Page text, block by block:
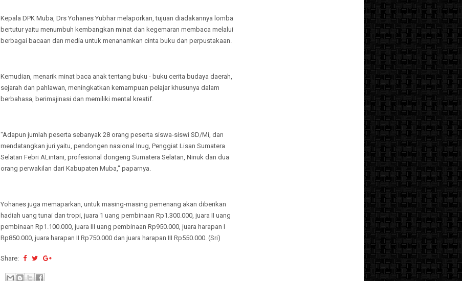
Kepala DPK Muba, Drs Yohanes Yubhar melaporkan, tujuan diadakannya lomba
bertutur yaitu menumbuh kembangkan minat dan kegemaran membaca melalui
berbagai bacaan dan media untuk menanamkan cinta buku dan perpustakaan.
Kemudian, menarik minat baca anak tentang buku - buku cerita budaya daerah,
sejarah dan pahlawan, meningkatkan kemampuan pelajar khusunya dalam
berbahasa, berimajinasi dan memiliki mental kreatif.
"Adapun jumlah peserta sebanyak 28 orang peserta siswa-siswi SD/Mi, dan
mendatangkan juri yaitu, pendongen nasional Inug, Penggiat Lisan Sumatera
Selatan Febri ALintani, profesional dongeng Sumatera Selatan, Ninuk dan dua
orang perwakilan dari Kabupaten Muba," paparnya.
Yohanes juga memaparkan, untuk masing-masing pemenang akan diberikan
hadiah uang tunai dan tropi, juara 1 uang pembinaan Rp1.300.000, juara II uang
pembinaan Rp1.100.000, juara III uang pembinaan Rp950.000, juara harapan I
Rp850.000, juara harapan II Rp750.000 dan juara harapan III Rp550.000. (Sri)
Share: